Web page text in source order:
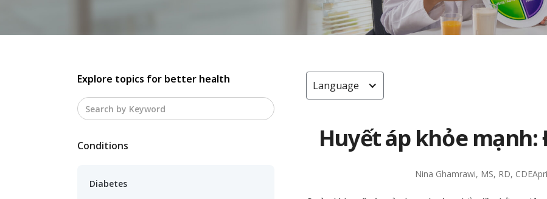
Explore topics for better health
Conditions
Diabetes
Language
Huyết áp khỏe
Nina Ghamrawi, MS, RD, CDE